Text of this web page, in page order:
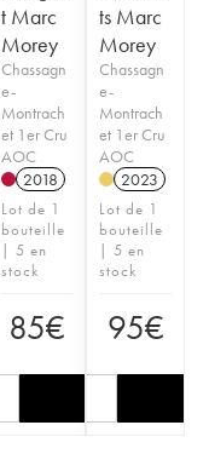
t Marc
Morey
Chassagn
e-
Montrach
et 1er Cru
AOC
2018
Lot de 1
bouteille
| 5 en
stock
85€
ts Marc
Morey
Chassagn
e-
Montrach
et 1er Cru
AOC
2023
Lot de 1
bouteille
| 5 en
stock
95€